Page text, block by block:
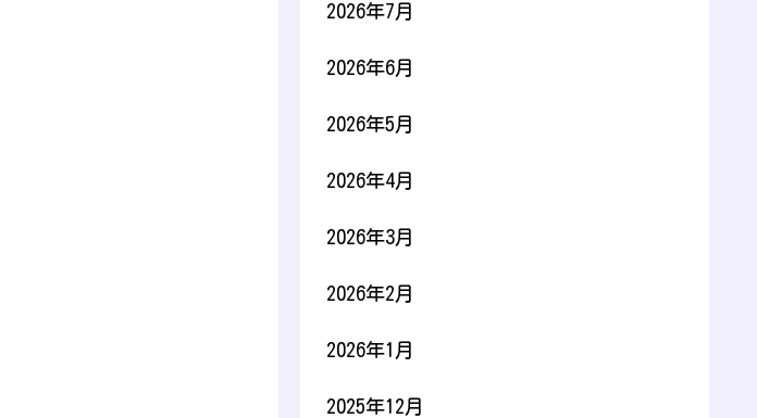
2026年7月
2026年6月
2026年5月
2026年4月
2026年3月
2026年2月
2026年1月
2025年12月